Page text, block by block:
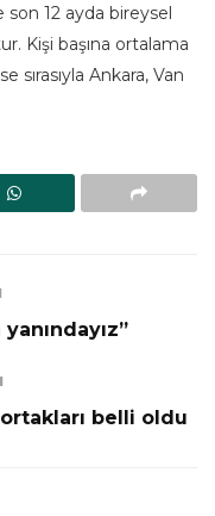
12 ayda bireysel
Kişi başına ortalama
sırasıyla Ankara, Van
belli oldu